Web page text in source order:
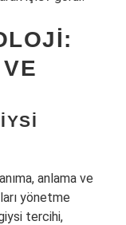
anlama ve
yönetme
tercihi,